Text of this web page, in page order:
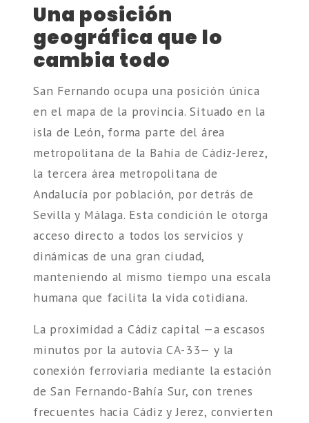
Una posición
geográfica que lo
cambia todo
San Fernando ocupa una posición única
en el mapa de la provincia. Situado en la
isla de León, forma parte del área
metropolitana de la Bahía de Cádiz-Jerez,
la tercera área metropolitana de
Andalucía por población, por detrás de
Sevilla y Málaga. Esta condición le otorga
acceso directo a todos los servicios y
dinámicas de una gran ciudad,
manteniendo al mismo tiempo una escala
humana que facilita la vida cotidiana.
La proximidad a Cádiz capital —a escasos
minutos por la autovía CA-33— y la
conexión ferroviaria mediante la estación
de San Fernando-Bahía Sur, con trenes
frecuentes hacia Cádiz y Jerez, convierten